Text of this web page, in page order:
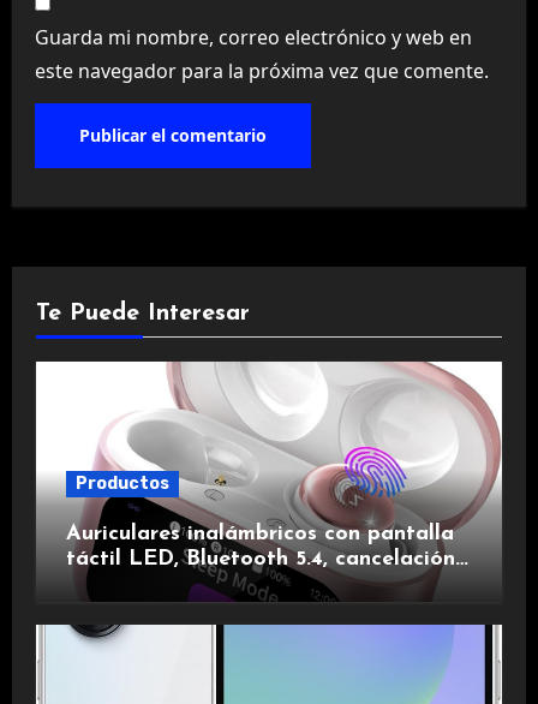
Guarda mi nombre, correo electrónico y web en
este navegador para la próxima vez que comente.
Te Puede Interesar
Productos
Auriculares inalámbricos con pantalla
táctil LED, Bluetooth 5.4, cancelación
de ruido, impermeables y de larga
duración.